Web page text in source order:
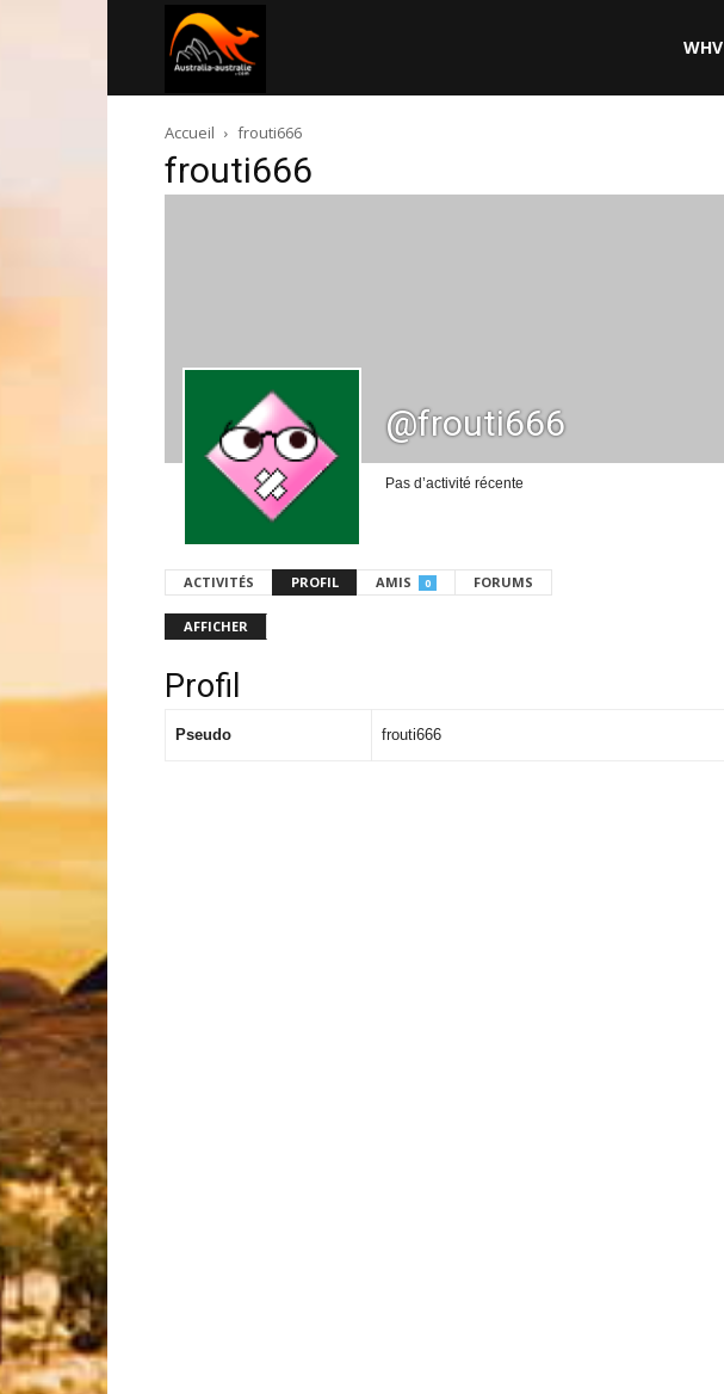
australie.com
WHV
Accueil frouti666
frouti666
@frouti666
Pas d’activité récente
ACTIVITÉS PROFIL AMIS 0 FORUMS
AFFICHER
Profil
Pseudo frouti666